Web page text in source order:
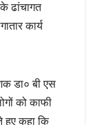
ढांचागत
कार्य
डा० बी एस
को काफी
हुए कहा कि